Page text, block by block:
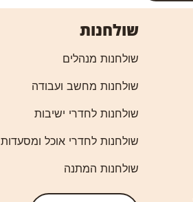
שולחנות
שולחנות מנהלים
שולחנות מחשב ועבודה
שולחנות לחדרי ישיבות
שולחנות לחדרי אוכל ומסעדות
שולחנות המתנה